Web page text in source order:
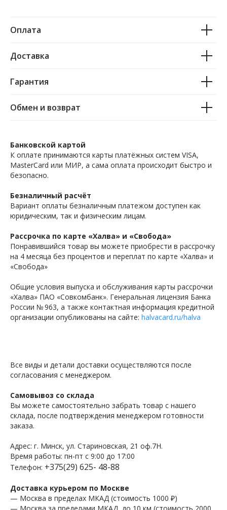
Оплата
Доставка
Гарантия
Обмен и возврат
Банковской картой
К оплате принимаются карты платёжных систем VISA,
MasterCard или МИР, а сама оплата происходит быстро и
безопасно.
Безналичный расчёт
Вариант оплаты безналичным платежом доступен как
юридическим, так и физическим лицам.
Рассрочка по карте «Халва» и «Свобода»
Понравившийся товар вы можете приобрести в рассрочку
на 4 месяца без процентов и переплат по карте «Халва» и
«Свобода»
Общие условия выпуска и обслуживания карты рассрочки
«Халва» ПАО «Совкомбанк». Генеральная лицензия Банка
России № 963, а также контактная информация кредитной
организации опубликованы на сайте: halvacard.ru/halva
Все виды и детали доставки осуществляются после
согласования с менеджером.
Самовывоз со склада
Вы можете самостоятельно забрать товар с нашего
склада, после подтверждения менеджером готовности
заказа.
Адрес: г. Минск, ул. Стариновская, 21 оф.7Н.
Время работы: пн-пт с 9:00 до 17:00
Телефон: +375(29) 625- 48-88
Доставка курьером по Москве
— Москва в пределах МКАД (стоимость 1000 ₽)